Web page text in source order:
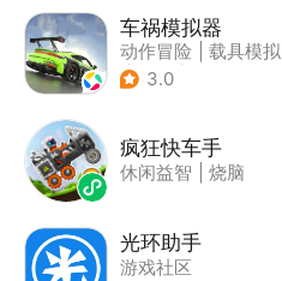
车祸模拟器
动作冒险
载具模拟
| 汽车
3.0
疯狂快车手
休闲益智 烧脑
光环助手
游戏社区